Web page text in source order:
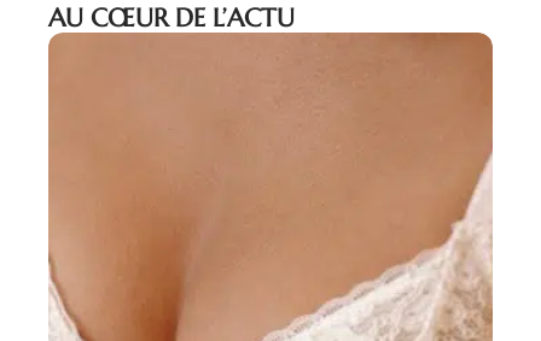
AU CŒUR DE L’ACTU